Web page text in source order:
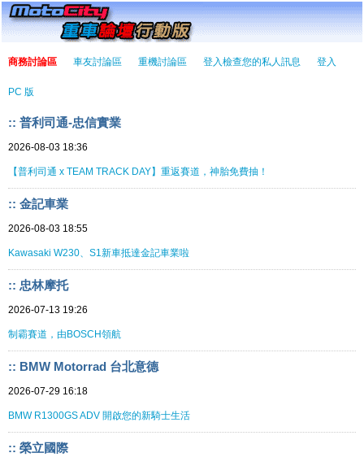
商務討論區 車友討論區 重機討論區 登入檢查您的私人訊息 登入
PC 版
:: 普利司通-忠信實業
2026-08-03 18:36
【普利司通 x TEAM TRACK DAY】重返賽道，神胎免費抽！
:: 金記車業
2026-08-03 18:55
Kawasaki W230、S1新車抵達金記車業啦
:: 忠林摩托
2026-07-13 19:26
制霸賽道，由BOSCH領航
:: BMW Motorrad 台北意德
2026-07-29 16:18
BMW R1300GS ADV 開啟您的新騎士生活
:: 榮立國際